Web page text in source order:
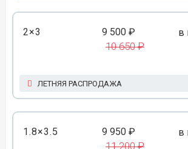
2×3 9 500 ₽
10 650 ₽
в
ЛЕТНЯЯ РАСПРОДАЖА
1.8×3.5 9 950 ₽
11 200 ₽
в